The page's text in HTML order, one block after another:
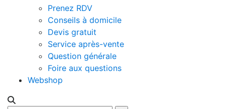
Prenez RDV
Conseils à domicile
Devis gratuit
Service après-vente
Question générale
Foire aux questions
Webshop